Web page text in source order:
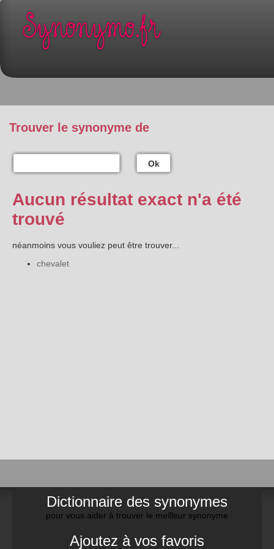
Trouver le synonyme de
Ok
Aucun résultat exact n'a été
trouvé
néanmoins vous vouliez peut être trouver...
chevalet
Dictionnaire des synonymes
pour vous aider à trouver le meilleur synonyme
Ajoutez à vos favoris